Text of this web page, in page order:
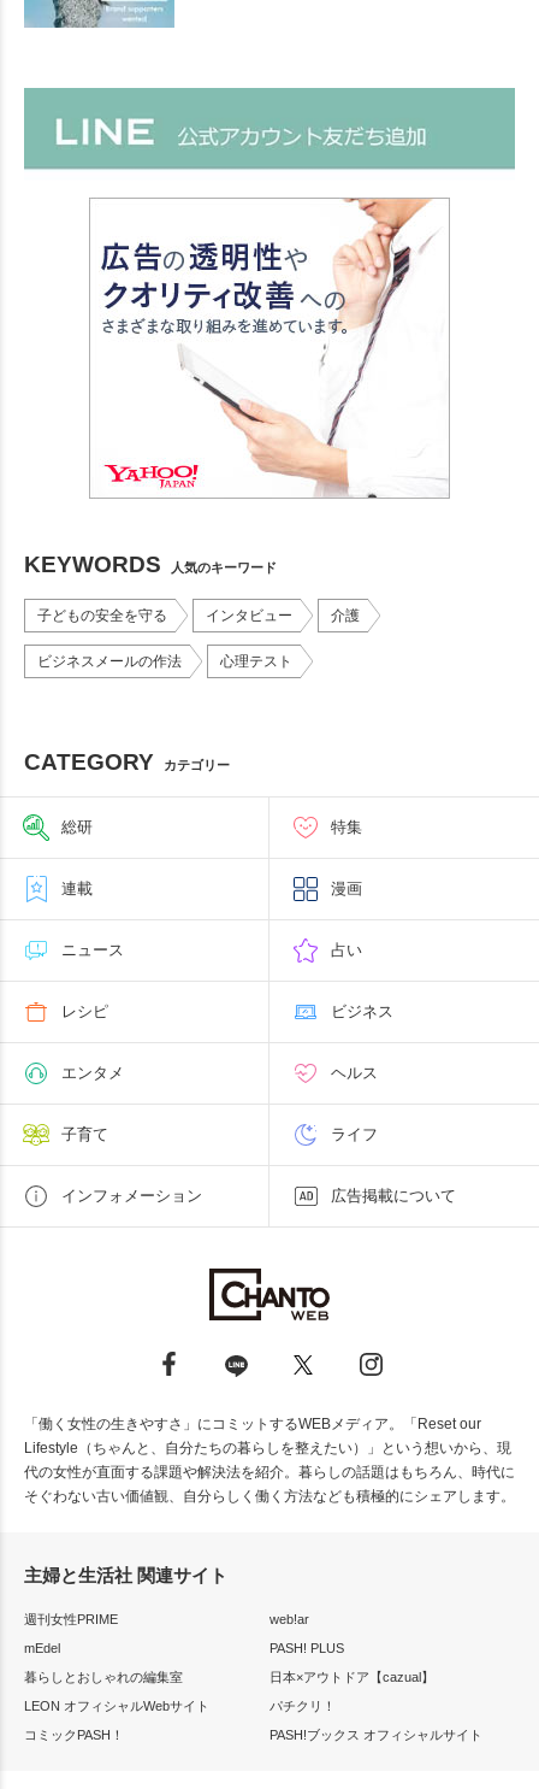
KEYWORDS 人気のキーワード
子どもの安全を守る インタビュー 介護
ビジネスメールの作法 心理テスト
CATEGORY カテゴリー
総研 特集
連載 漫画
ニュース 占い
レシピ ビジネス
エンタメ ヘルス
子育て ライフ
インフォメーション 広告掲載について
「働く女性の生きやすさ」にコミットするWEBメディア。「Reset our
Lifestyle（ちゃんと、自分たちの暮らしを整えたい）」という想いから、現
代の女性が直面する課題や解決法を紹介。暮らしの話題はもちろん、時代に
そぐわない古い価値観、自分らしく働く方法なども積極的にシェアします。
主婦と生活社 関連サイト
週刊女性PRIME
web!ar
mEdel
PASH! PLUS
暮らしとおしゃれの編集室
日本×アウトドア【cazual】
LEON オフィシャルWebサイト
パチクリ！
コミックPASH！
PASH!ブックス オフィシャルサイト